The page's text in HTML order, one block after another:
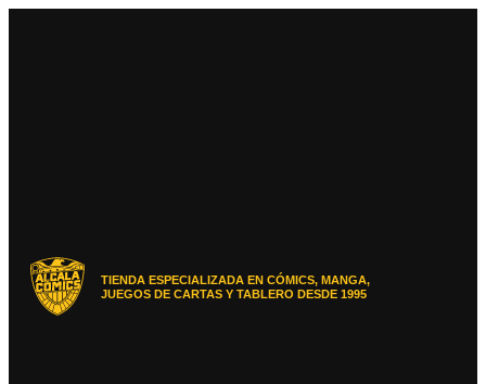
TIENDA ESPECIALIZADA EN CÓMICS, MANGA,
JUEGOS DE CARTAS Y TABLERO DESDE 1995